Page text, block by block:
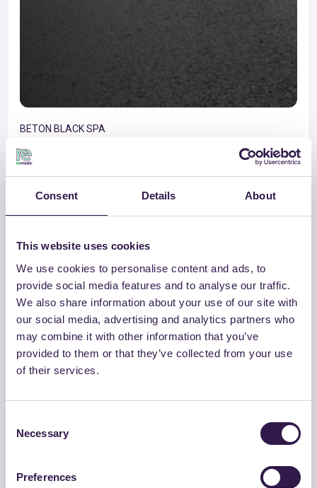
Consent Details About
This website uses cookies
We use cookies to personalise content and ads, to
provide social media features and to analyse our traffic.
We also share information about your use of our site with
our social media, advertising and analytics partners who
may combine it with other information that you’ve
provided to them or that they’ve collected from your use
of their services.
Selection
Necessary
Preferences
BETON BLACK SPA
O3e-CB 12,5 RSNe USURA (A)
Vai al dettaglio
Strade B